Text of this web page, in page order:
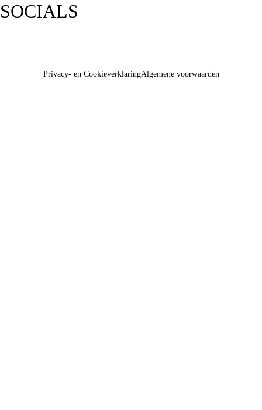
SOCIALS
Privacy- en CookieverklaringAlgemene voorwaarden